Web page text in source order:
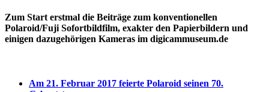
Zum Start erstmal die Beiträge zum konventionellen
Polaroid/Fuji Sofortbildfilm, exakter den Papierbildern und
einigen dazugehörigen Kameras im digicammuseum.de
Am 21. Februar 2017 feierte Polaroid seinen 70.